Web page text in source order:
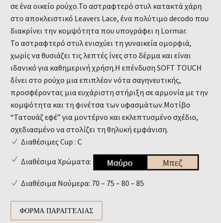
σε ένα οικείο ρούχο.Το αστραφτερό στυλ κατακτά χάρη
στο αποκλειστικό Leavers Lace, ένα πολύτιμο decodo που
διακρίνει την κομψότητα που υπογράφει η Lormar.
Το αστραφτερό στυλ ενισχύει τη γυναικεία ομορφιά,
χωρίς να θυσιάζει τις λεπτές ίνες στο δέρμα και είναι
ιδανικό για καθημερινή χρήση.Η επένδυση SOFT TOUCH
δίνει στο ρούχο μια επιπλέον νότα σαγηνευτικής,
προσφέροντας μια ευχάριστη στήριξη σε αρμονία με την
κομψότητα και τη φινέτσα των υφασμάτων.Μοτίβο
“Τατουάζ εφέ” για μοντέρνο και εκλεπτυσμένο σχέδιο,
σχεδιασμένο να στολίζει τη θηλυκή εμφάνιση.
Διαθέσιμες Cup : C
Διαθέσιμα Χρώματα:
Διαθέσιμα Νούμερα: 70 – 75 – 80 – 85
ΦΌΡΜΑ ΠΑΡΑΓΓΕΛΊΑΣ